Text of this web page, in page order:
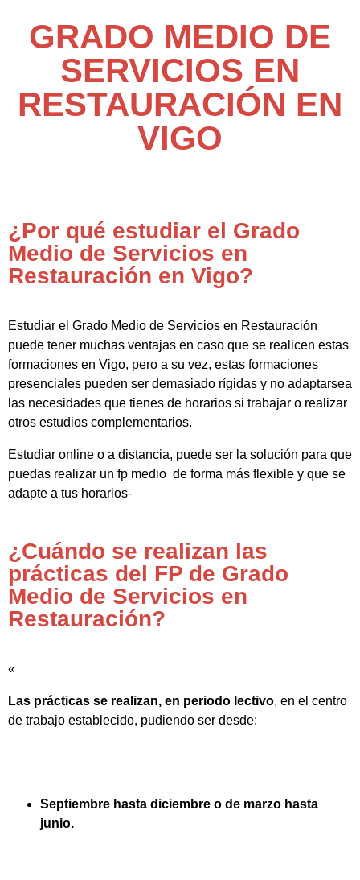
GRADO MEDIO DE
SERVICIOS EN
RESTAURACIÓN EN
VIGO
¿Por qué estudiar el Grado
Medio de Servicios en
Restauración en Vigo?
Estudiar el Grado Medio de Servicios en Restauración
puede tener muchas ventajas en caso que se realicen estas
formaciones en Vigo, pero a su vez, estas formaciones
presenciales pueden ser demasiado rígidas y no adaptarsea
las necesidades que tienes de horarios si trabajar o realizar
otros estudios complementarios.
Estudiar online o a distancia, puede ser la solución para que
puedas realizar un fp medio de forma más flexible y que se
adapte a tus horarios-
¿Cuándo se realizan las
prácticas del FP de Grado
Medio de Servicios en
Restauración?
«
Las prácticas se realizan, en periodo lectivo, en el centro
de trabajo establecido, pudiendo ser desde:
Septiembre hasta diciembre o de marzo hasta
junio.